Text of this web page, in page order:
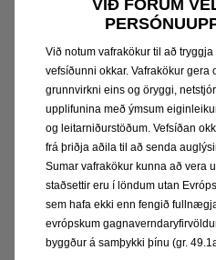
sem er frábært fyrir
íslenska veturinn.
„Við hlökkum til að
kynna nýjan Opel
Frontera rafbíl fyrir
íslenskum
viðskiptavinum.
Þetta er glettilega
rúmgóður
fjölskyldubíll með
VIÐ FÖRUM
Við notum vafrakökur til að
vefsíðunni okkar. Vafrakökur gera
grunnvirkni eins og öryggi,
upplifunina með ýmsum
og leitarniðurstöðum. Vefsíðan
frá þriðja aðila til að senda
Sumar vafrakökur kunna að vera
staðsettir eru í löndum utan
sem hafa ekki enn fengið
evrópskum
byggður á samþykki þínu (gr.